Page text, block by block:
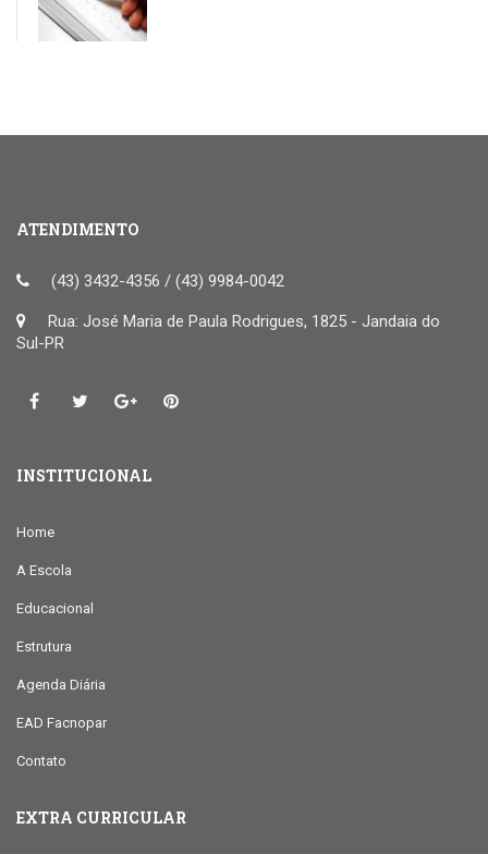
ATENDIMENTO
(43) 3432-4356 / (43) 9984-0042
Rua: José Maria de Paula Rodrigues, 1825 - Jandaia do
Sul-PR
INSTITUCIONAL
Home
A Escola
Educacional
Estrutura
Agenda Diária
EAD Facnopar
Contato
EXTRA CURRICULAR